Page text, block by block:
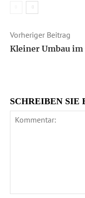
Vorheriger Beitrag
Kleiner Umbau im
SCHREIBEN SIE